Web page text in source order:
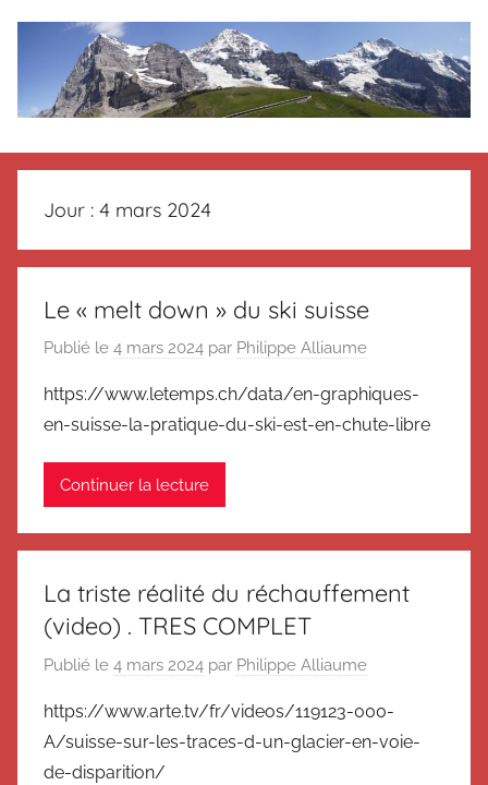
Le
blog
de
Suisse
Magazine
Suisse
souvenir
Suisse
Magazine
Messager
Jour : 4 mars 2024
Le « melt down » du ski suisse
Publié le 4 mars 2024 par Philippe Alliaume
https://www.letemps.ch/data/en-graphiques-
en-suisse-la-pratique-du-ski-est-en-chute-libre
Continuer la lecture
La triste réalité du réchauffement
(video) . TRES COMPLET
Publié le 4 mars 2024 par Philippe Alliaume
https://www.arte.tv/fr/videos/119123-000-
A/suisse-sur-les-traces-d-un-glacier-en-voie-
de-disparition/